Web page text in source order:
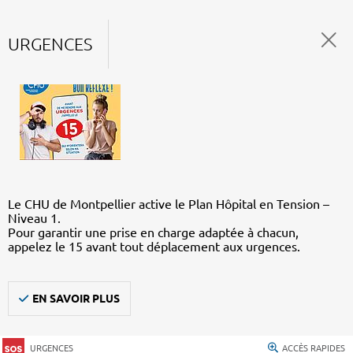
URGENCES
Le CHU de Montpellier active le Plan Hôpital en Tension –
Niveau 1.
Pour garantir une prise en charge adaptée à chacun,
appelez le 15 avant tout déplacement aux urgences.
EN SAVOIR PLUS
URGENCES ACCÈS RAPIDES